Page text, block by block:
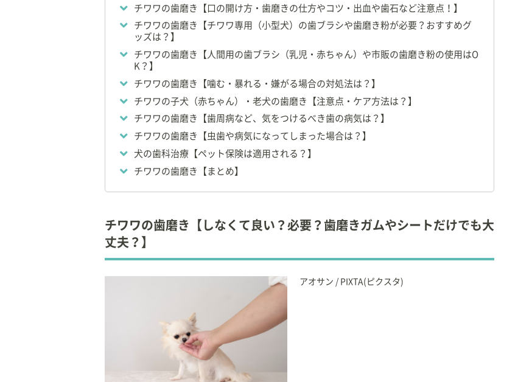
◇ 獣医師
◆日本小動物歯科研究会会長
◆公益財団法人 動物臨床医学研究所 評議員
◆日本獣医療倫理研究会（JAMLAS）理事
◆NPO法人 高齢者のペット飼育支援獣医師ネットワーク
◆社団法人 日本動物病院福祉協会
◆世界動物病院協会
◆日本動物病院会
その他の会に所属し、研究活動を精力的に行っている。
◇帝京科学大学 生命環境学部 アニマルサイエンス学科非常勤講師（2012年
～）
日本大学 生物資源科学部 獣医学科 高度臨床獣医学
【編著】
「基礎から学ぶ小動物の歯科診療 Vol.1」interzoo
「基礎から学ぶ小動物の歯科診療 Vol.2」interzoo
チワワの歯磨き【口の開け方・歯磨きの仕方やコツ・出血や歯石など注意点！】
チワワの歯磨き【チワワ専用（小型犬）の歯ブラシや歯磨き粉が必要？おすすめグ
ッズは？】
チワワの歯磨き【人間用の歯ブラシ（乳児・赤ちゃん）や市販の歯磨き粉の使用はO
K？】
チワワの歯磨き【噛む・暴れる・嫌がる場合の対処法は？】
チワワの子犬（赤ちゃん）・老犬の歯磨き【注意点・ケア方法は？】
チワワの歯磨き【歯周病など、気をつけるべき歯の病気は？】
チワワの歯磨き【虫歯や病気になってしまった場合は？】
犬の歯科治療【ペット保険は適用される？】
チワワの歯磨き【まとめ】
チワワの歯磨き【しなくて良い？必要？歯磨きガムやシートだけでも大
丈夫？】
アオサン / PIXTA(ピクスタ)